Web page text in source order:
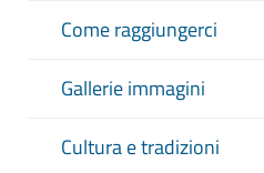
Come raggiungerci
Gallerie immagini
Cultura e tradizioni